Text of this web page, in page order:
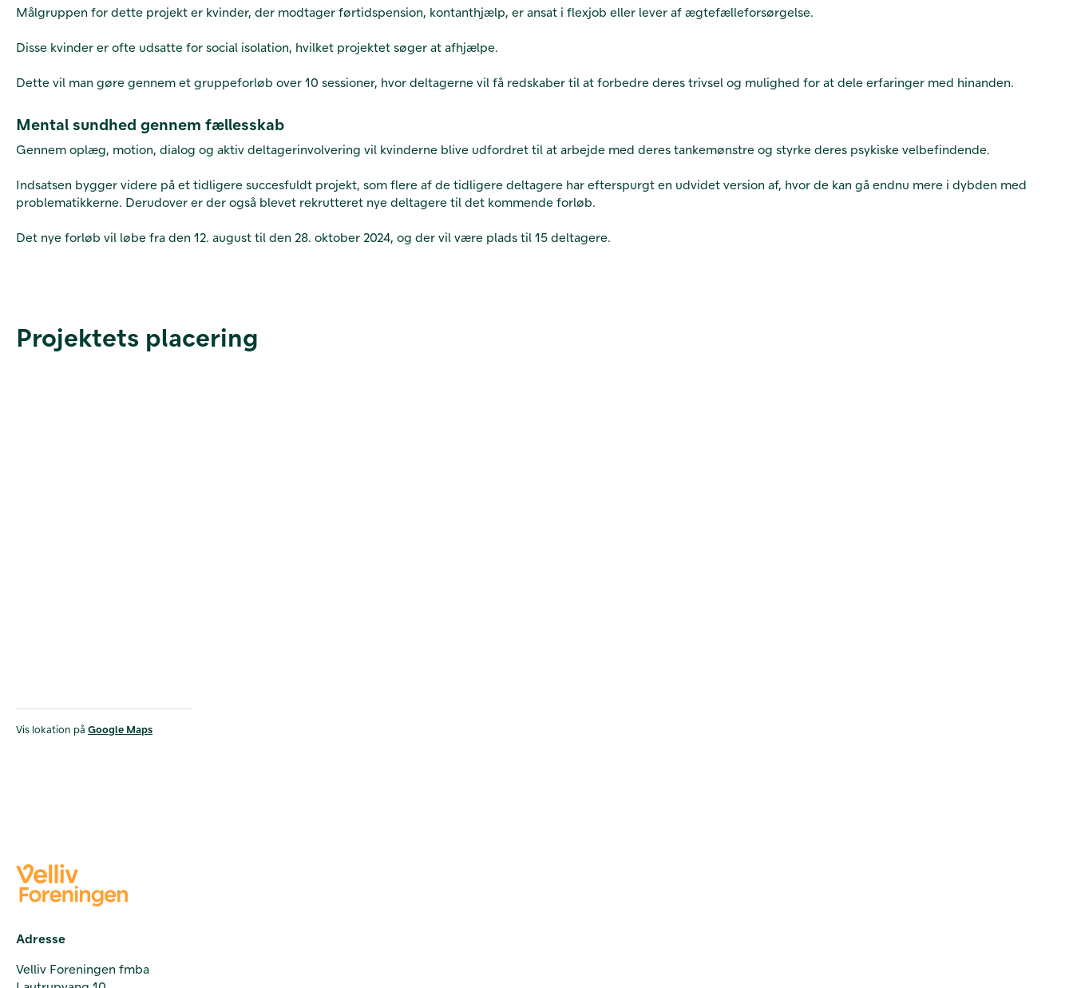
Målgruppen for dette projekt er kvinder, der modtager førtidspension, kontanthjælp, er ansat i flexjob eller lever af ægtefælleforsørgelse.
Disse kvinder er ofte udsatte for social isolation, hvilket projektet søger at afhjælpe.
Dette vil man gøre gennem et gruppeforløb over 10 sessioner, hvor deltagerne vil få redskaber til at forbedre deres trivsel og mulighed for at dele erfaringer med hinanden.
Mental sundhed gennem fællesskab
Gennem oplæg, motion, dialog og aktiv deltagerinvolvering vil kvinderne blive udfordret til at arbejde med deres tankemønstre og styrke deres psykiske velbefindende.
Indsatsen bygger videre på et tidligere succesfuldt projekt, som flere af de tidligere deltagere har efterspurgt en udvidet version af, hvor de kan gå endnu mere i dybden med
problematikkerne. Derudover er der også blevet rekrutteret nye deltagere til det kommende forløb.
Det nye forløb vil løbe fra den 12. august til den 28. oktober 2024, og der vil være plads til 15 deltagere.
Projektets placering
Vis lokation på Google Maps
Adresse
Velliv Foreningen fmba